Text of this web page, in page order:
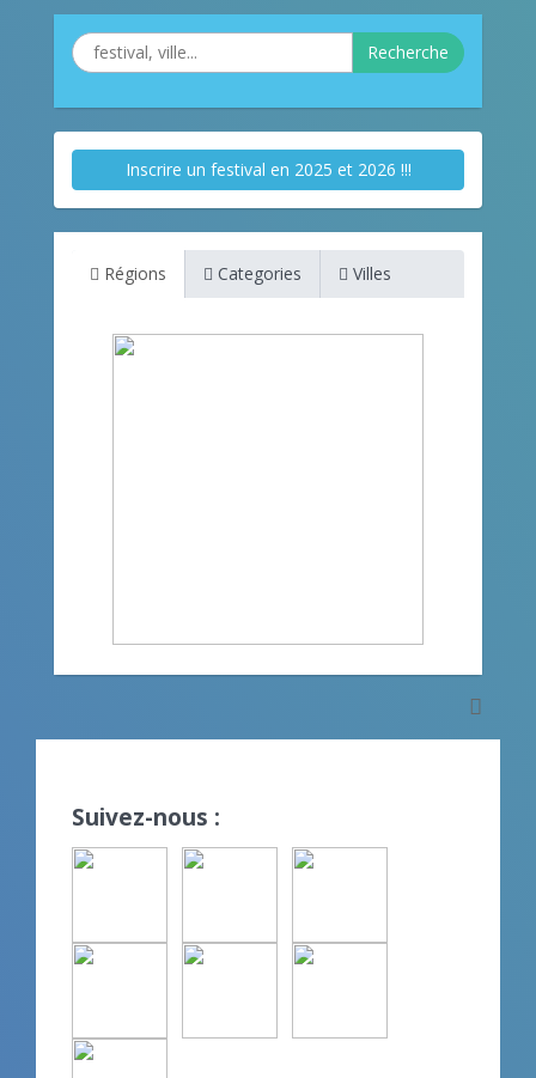
Recherche
Inscrire un festival en 2025 et 2026 !!!
Régions Categories Villes
Suivez-nous :